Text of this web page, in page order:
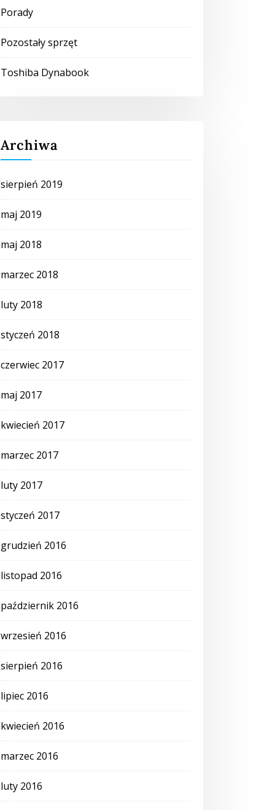
Porady
Pozostały sprzęt
Toshiba Dynabook
Archiwa
sierpień 2019
maj 2019
maj 2018
marzec 2018
luty 2018
styczeń 2018
czerwiec 2017
maj 2017
kwiecień 2017
marzec 2017
luty 2017
styczeń 2017
grudzień 2016
listopad 2016
październik 2016
wrzesień 2016
sierpień 2016
lipiec 2016
kwiecień 2016
marzec 2016
luty 2016